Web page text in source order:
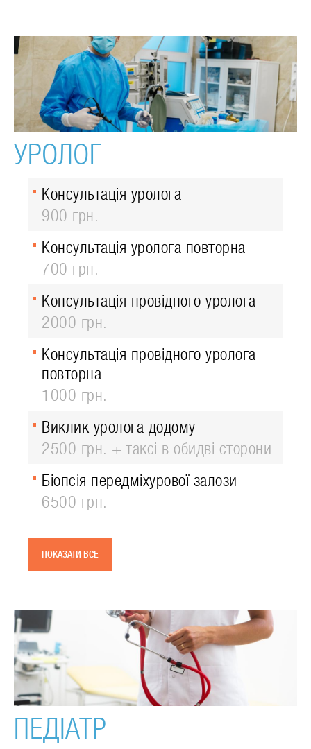
УРОЛОГ
Консультація уролога
900 грн.
Консультація уролога повторна
700 грн.
Консультація провідного уролога
2000 грн.
Консультація провідного уролога
повторна
1000 грн.
Виклик уролога додому
2500 грн. + таксі в обидві сторони
Біопсія передміхурової залози
6500 грн.
ПОКАЗАТИ ВСЕ
ПЕДІАТР